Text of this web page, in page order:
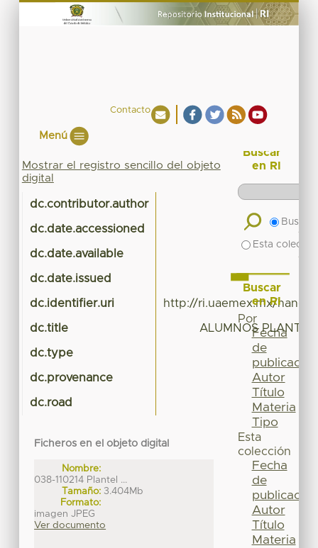
Contacto
Menú
Mostrar el registro sencillo del objeto
digital
dc.contributor.author
dc.date.accessioned
dc.date.available
dc.date.issued
dc.identifier.uri http://ri.uaemex.mx/
dc.title ALUMNOS
dc.type
dc.provenance
dc.road
Ficheros en el objeto digital
Nombre:
038-110214 Plantel ...
Tamaño: 3.404Mb
Formato:
imagen JPEG
Ver documento
Buscar
en RI
Buscar
Esta
Buscar
en RI
Por
Fecha
de
publicación
Autor
Título
Materia
Tipo
Esta
colección
Fecha
de
publicación
Autor
Título
Materia